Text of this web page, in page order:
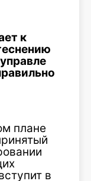
к
плане
в